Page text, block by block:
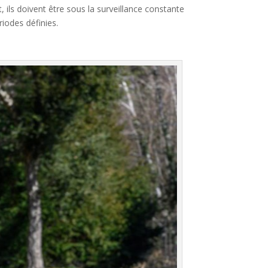
ils doivent être sous la surveillance constante
définies.